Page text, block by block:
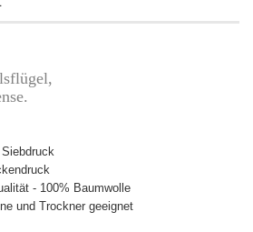
- 100% Baumwolle
Trockner geeignet